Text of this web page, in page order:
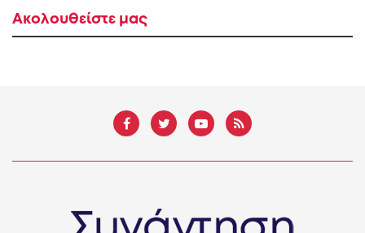
Ακολουθείστε μας